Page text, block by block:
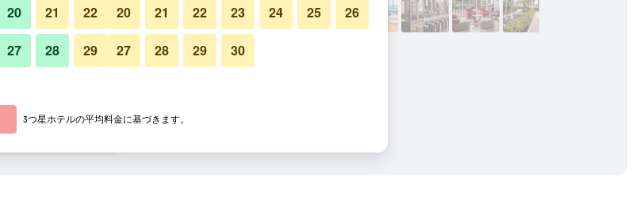
プランを見る
プランを見る イビス アブダビ ゲートの写真
20 21 22
27 28 29
20 21 22 23 24 25 26
27 28 29 30
3つ星ホテルの平均料金に基づきます。